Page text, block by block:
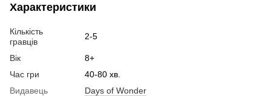
Характеристики
Кількість
гравців
2-5
Вік
8+
Час гри
40-80 хв.
Видавець
Days of Wonder